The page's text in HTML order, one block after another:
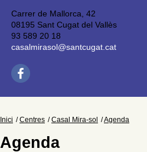
Carrer de Mallorca, 42
08195 Sant Cugat del Vallès
93 589 20 18
casalmirasol@santcugat.cat
Inici Centres Casal Mira-sol Agenda
Agenda